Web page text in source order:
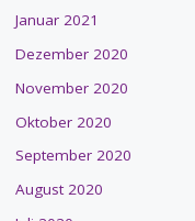
Januar 2021
Dezember 2020
November 2020
Oktober 2020
September 2020
August 2020